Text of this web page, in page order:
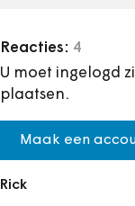
Reacties: 4
U moet ingelogd
plaatsen.
Maak een
Rick